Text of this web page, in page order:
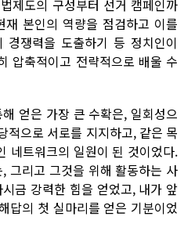
제도의 구성부터 선거 캠페인까
본인의 역량을 점검하고 이를
경쟁력을 도출하기 등 정치인이
압축적이고 전략적으로 배울 수
얻은 가장 큰 수확은, 일회성으
적으로 서로를 지지하고, 같은 목
네트워크의 일원이 된 것이었다.
그리고 그것을 위해 활동하는 사
금 강력한 힘을 얻었고, 내가 앞
답의 첫 실마리를 얻은 기분이었